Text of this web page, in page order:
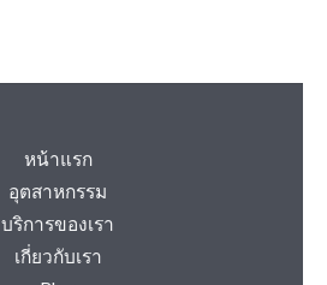
หน้าแรก
อุตสาหกรรม
บริการของเรา
เกี่ยวกับเรา